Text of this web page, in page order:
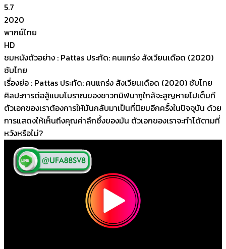
5.7
2020
พากย์ไทย
HD
ชมหนังตัวอย่าง : Pattas ประทัด: คนแกร่ง สังเวียนเดือด (2020)
ซับไทย
เรื่องย่อ : Pattas ประทัด: คนแกร่ง สังเวียนเดือด (2020) ซับไทย
ศิลปะการต่อสู้แบบโบราณของชาวทมิฬนาฑูใกล้จะสูญหายไปเต็มที
ตัวเอกของเราต้องการให้มันกลับมาเป็นที่นิยมอีกครั้งในปัจจุบัน ด้วย
การแสดงให้เห็นถึงคุณค่าลึกซึ้งของมัน ตัวเอกของเราจะทำได้ตามที่
หวังหรือไม่?